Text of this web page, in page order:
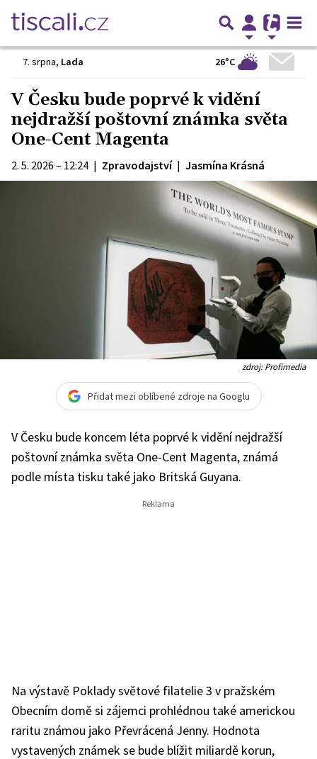
7. srpna, Lada 26°C
V Česku bude poprvé k vidění
nejdražší poštovní známka světa
One-Cent Magenta
2. 5. 2026 – 12:24 | Zpravodajství | Jasmína Krásná
zdroj: Profimedia
Přidat mezi oblíbené zdroje na Googlu
V Česku bude koncem léta poprvé k vidění nejdražší
poštovní známka světa One-Cent Magenta, známá
podle místa tisku také jako Britská Guyana.
Na výstavě Poklady světové filatelie 3 v pražském
Obecním domě si zájemci prohlédnou také americkou
raritu známou jako Převrácená Jenny. Hodnota
vystavených známek se bude blížit miliardě korun,